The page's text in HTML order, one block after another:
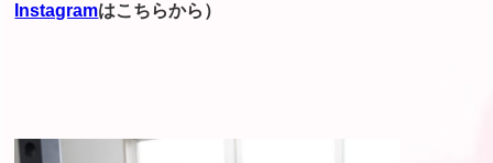
Instagramはこちらから）